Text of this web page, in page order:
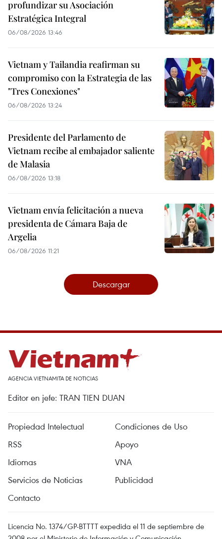
profundizar su Asociación
Estratégica Integral
06/08/2026 13:46
Vietnam y Tailandia reafirman su
compromiso con la Estrategia de las
"Tres Conexiones"
06/08/2026 13:24
Presidente del Parlamento de
Vietnam recibe al embajador saliente
de Malasia
06/08/2026 13:18
Vietnam envía felicitación a nueva
presidenta de Cámara Baja de
Argelia
06/08/2026 11:21
Descargar
AGENCIA VIETNAMITA DE NOTICIAS
Editor en jefe: TRAN TIEN DUAN
Propiedad Intelectual
Condiciones de Uso
RSS
Apoyo
Idiomas
VNA
Servicios de Noticias
Publicidad
Contacto
Licencia No. 1374/GP-BTTTT expedida el 11 de septiembre de